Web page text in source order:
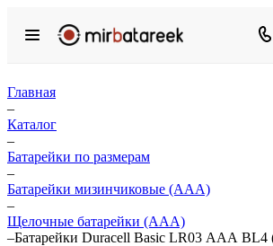
Главная
–
Каталог
–
Батарейки по размерам
–
Батарейки мизинчиковые (ААА)
–
Щелочные батарейки (ААА)
–Батарейки Duracell Basic LR03 ААА BL4